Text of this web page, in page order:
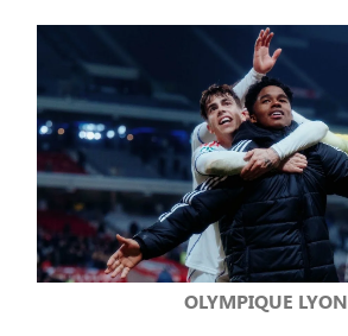
OLYMPIQUE LYON